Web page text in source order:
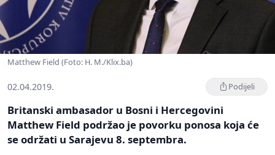
Matthew Field (Foto: H. M./Klix.ba)
02.04.2019. Podijeli
Britanski ambasador u Bosni i Hercegovini
Matthew Field podržao je povorku ponosa koja će
se održati u Sarajevu 8. septembra.